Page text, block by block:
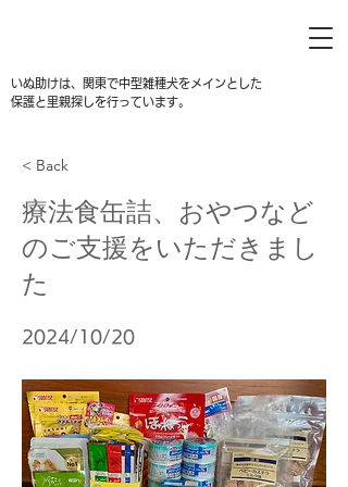
いぬ助けは、関東で中型雑種犬をメインとした
保護と里親探しを行っています。
< Back
療法食缶詰、おやつなど
のご支援をいただきまし
た
2024/10/20